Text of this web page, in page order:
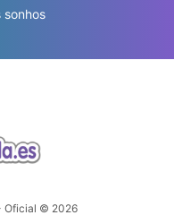
sonhos
Oficial © 2026